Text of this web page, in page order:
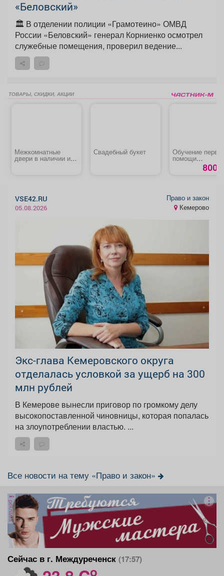
«Беловский»
🏛️ В отделении полиции «Грамотеино» ОМВД
России «Беловский» генерал Корниенко осмотрел
служебные помещения, проверил ведение...
ТОВАРЫ, СКИДКИ, АКЦИИ
Межкомнатные
двери в наличии и
под заказ
Свадебный букет Обучение
помощи
пострадавшим
производстве
800
VSE42.RU
05.08.2026
Право и закон
Кемерово
Экс-глава Кемеровского округа
отделалась условкой за ущерб на 300
млн рублей
В Кемерове вынесли приговор по громкому делу
высокопоставленной чиновницы, которая попалась
на злоупотреблении властью. ...
Все новости на тему «Право и закон»
реклама
Сейчас в г. Междуреченск (17:57)
o